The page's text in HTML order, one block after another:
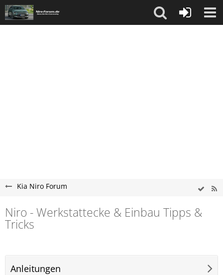
Kia Niro Forum
Niro - Werkstattecke & Einbau Tipps &
Tricks
Anleitungen